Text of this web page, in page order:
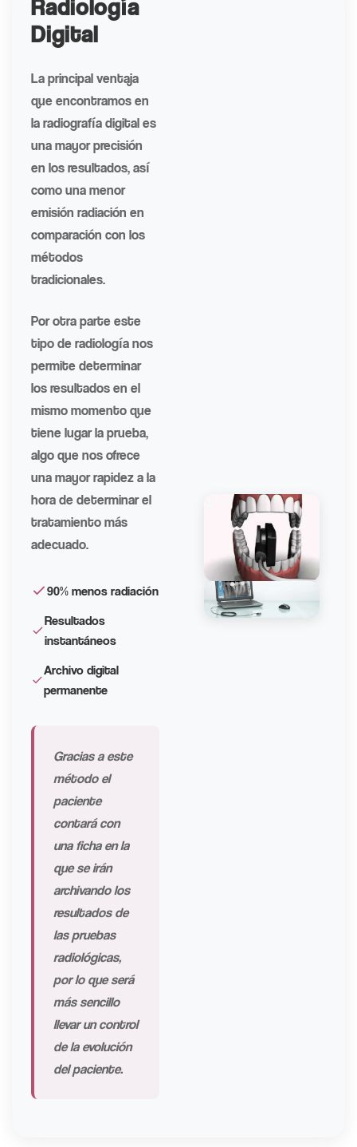
Radiología
Digital
La principal ventaja
que encontramos en
la radiografía digital es
una mayor precisión
en los resultados, así
como una menor
emisión radiación en
comparación con los
métodos
tradicionales.
Por otra parte este
tipo de radiología nos
permite determinar
los resultados en el
mismo momento que
tiene lugar la prueba,
algo que nos ofrece
una mayor rapidez a la
hora de determinar el
tratamiento más
adecuado.
90% menos radiación
Resultados
instantáneos
Archivo digital
permanente
Gracias a este
método el
paciente
contará con
una ficha en la
que se irán
archivando los
resultados de
las pruebas
radiológicas,
por lo que será
más sencillo
llevar un control
de la evolución
del paciente.